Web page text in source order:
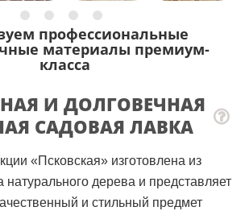
профессиональные
материалы премиум-
класса
И ДОЛГОВЕЧНАЯ
САДОВАЯ ЛАВКА
«Псковская» изготовлена из
натурального дерева и представляет
и стильный предмет